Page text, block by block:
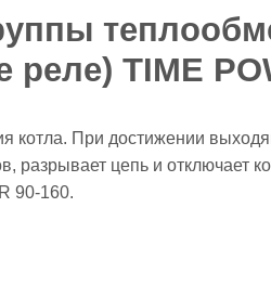
реле) TIME
котла. При достижении
разрывает цепь и отключает
90-160.